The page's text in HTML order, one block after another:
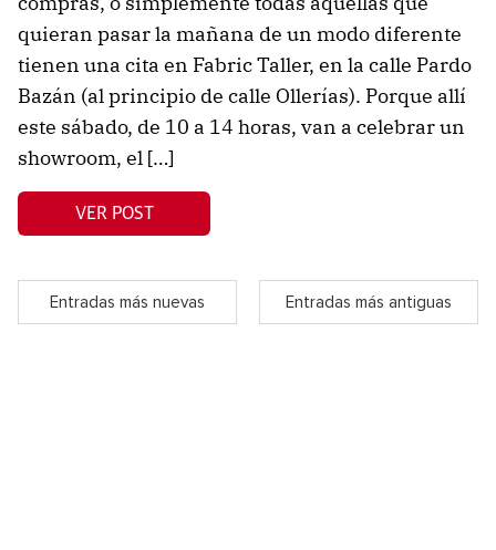
quieran pasar la mañana de un modo diferente
tienen una cita en Fabric Taller, en la calle Pardo
Bazán (al principio de calle Ollerías). Porque allí
este sábado, de 10 a 14 horas, van a celebrar un
showroom, el […]
VER POST
Entradas más nuevas Entradas más antiguas